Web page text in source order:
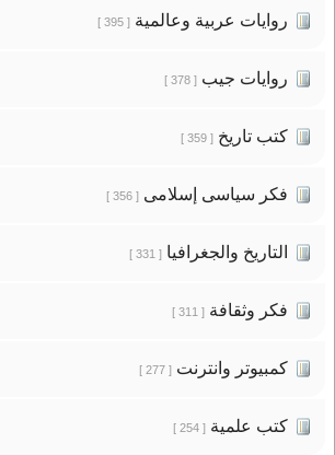
روايات عربية وعالمية[ 395 ]
روايات جيب[ 378 ]
كتب تاريخ[ 359 ]
فكر سياسى إسلامى[ 356 ]
التاريخ والجغرافيا[ 331 ]
فكر وثقافة[ 311 ]
كمبيوتر وانترنت[ 277 ]
كتب علمية[ 254 ]